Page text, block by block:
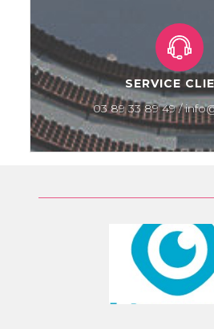
SERVICE
03 89 33 89 49 /